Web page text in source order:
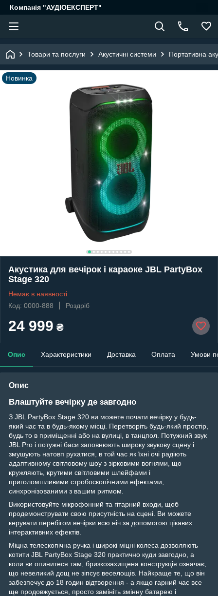
Компанія "АУДІОЕКСПЕРТ"
Товари та послуги Акустичні системи Портативна
Новинка
Акустика для вечірок і караоке JBL PartyBox
Stage 320
Немає в наявності
Код: 0000-888
Роздріб
24 999 ₴
Опис Характеристики Доставка Оплата Умови
Опис
Влаштуйте вечірку де завгодно
З JBL PartyBox Stage 320 ви можете почати вечірку у будь-
який час та в будь-якому місці. Перетворіть будь-який простір,
будь то в приміщенні або на вулиці, в танцпол. Потужний звук
JBL Pro і потужні баси заповнюють широку звукову сцену і
змушують натовп рухатися, в той час як їхні очі радіють
адаптивному світловому шоу з зірковими вогнями, що
кружляють, крутими світловими шлейфами і
приголомшливими стробоскопічними ефектами,
синхронізованими з вашим ритмом.
Використовуйте мікрофонний та гітарний входи, щоб
продемонструвати свою присутність на сцені. Ви можете
керувати перебігом вечірки всю ніч за допомогою цікавих
інтерактивних ефектів.
Міцна телескопічна ручка і широкі міцні колеса дозволяють
котити JBL PartyBox Stage 320 практично куди завгодно, а
коли ви опинитеся там, бризкозахищена конструкція означає,
що невеликий дощ не зіпсує веселощів. Найкраще те, що він
забезпечує до 18 годин відтворення - а якщо гарний час все
ще продовжується, просто замініть змінну батарею і